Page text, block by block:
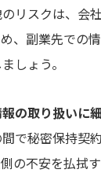
リスクは、会
、副業先での
しょう。
の取り扱いに
で秘密保持契
の不安を払拭